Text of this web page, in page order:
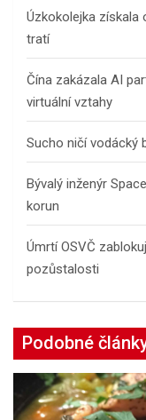
Úzkokolejka získala
tratí
Čína zakázala AI
virtuální vztahy
Sucho ničí vodácký
Bývalý inženýr
korun
Úmrtí OSVČ
pozůstalosti
Podobné